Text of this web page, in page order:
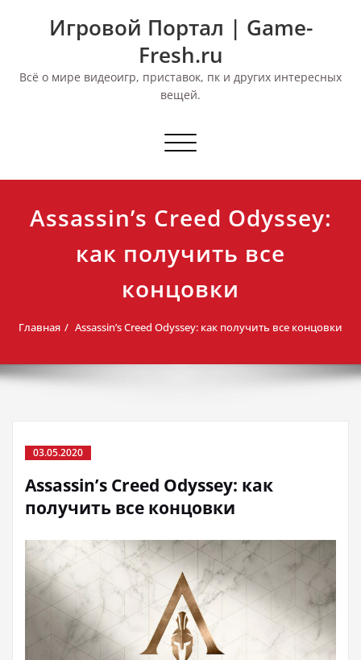
Игровой Портал | Game-
Fresh.ru
Всё о мире видеоигр, приставок, пк и других интересных
вещей.
Переключить
Assassin’s Creed Odyssey:
как получить все
концовки
Главная Assassin’s Creed Odyssey: как получить все концовки
03.05.2020
Assassin’s Creed Odyssey: как
получить все концовки